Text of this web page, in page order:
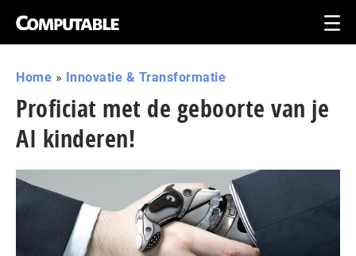
Home » Innovatie & Transformatie
Proficiat met de geboorte van je
AI kinderen!